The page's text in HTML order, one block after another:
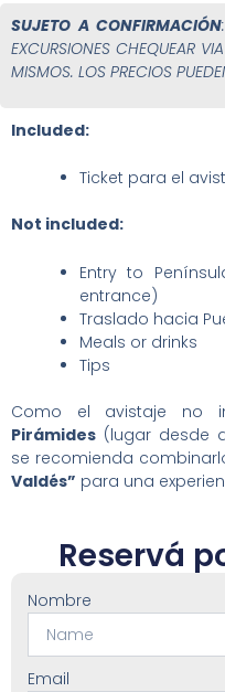
SUJETO A CONFIRMACIÓN
EXCURSIONES CHEQUEAR
MISMOS. LOS PRECIOS
Included:
Ticket para el
Not included:
Entry to
entrance)
Traslado hacia
Meals or drinks
Tips
Como el avistaje no
Pirámides (lugar desde
se recomienda
Valdés” para una
Reservá
Nombre
Email